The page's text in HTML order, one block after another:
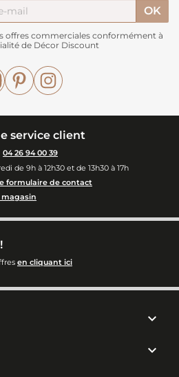
offres commerciales conformément à
de Décor Discount
YouTubePinterest
service client
04 26 94 00 39
de 9h à 12h30 et de 13h30 à 17h
formulaire de contact
en cliquant ici

